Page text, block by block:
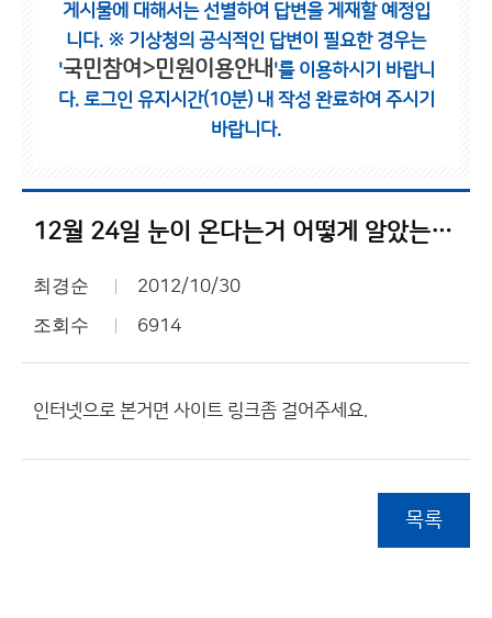
게시물에 대해서는 선별하여 답변을 게재할 예정입
니다. ※ 기상청의 공식적인 답변이 필요한 경우는
'국민참여>민원이용안내 '를 이용하시기 바랍니
다. 로그인 유지시간(10분) 내 작성 완료하여 주시기
바랍니다.
12월 24일 눈이 온다는거 어떻게 알았는지 좀 알고싶네요.
최경순 2012/10/30
조회수 6914
인터넷으로 본거면 사이트 링크좀 걸어주세요.
목록